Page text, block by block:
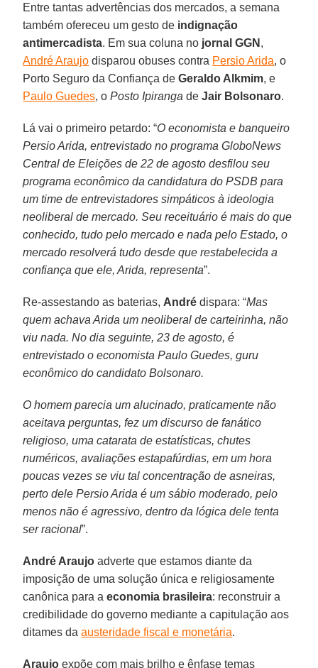
Entre tantas advertências dos mercados, a semana
também ofereceu um gesto de indignação
antimercadista. Em sua coluna no jornal GGN ,
André Araujo disparou obuses contra Persio Arida, o
Porto Seguro da Confiança deGeraldo Alkmim, e
Paulo Guedes, oPosto Ipiranga deJair Bolsonaro.
Lá vai o primeiro petardo: “O economista e banqueiro
Persio Arida, entrevistado no programa GloboNews
Central de Eleições de 22 de agosto desfilou seu
programa econômico da candidatura do PSDB para
um time de entrevistadores simpáticos à ideologia
neoliberal de mercado. Seu receituário é mais do que
conhecido, tudo pelo mercado e nada pelo Estado, o
mercado resolverá tudo desde que restabelecida a
confiança que ele, Arida, representa”.
Re-assestando as baterias, André dispara: “Mas
quem achava Arida um neoliberal de carteirinha, não
viu nada. No dia seguinte, 23 de agosto, é
entrevistado o economista Paulo Guedes, guru
econômico do candidato Bolsonaro.
O homem parecia um alucinado, praticamente não
aceitava perguntas, fez um discurso de fanático
religioso, uma catarata de estatísticas, chutes
numéricos, avaliações estapafúrdias, em um hora
poucas vezes se viu tal concentração de asneiras,
perto dele Persio Arida é um sábio moderado, pelo
menos não é agressivo, dentro da lógica dele tenta
ser racional”.
André Araujo adverte que estamos diante da
imposição de uma solução única e religiosamente
canônica para a economia brasileira: reconstruir a
credibilidade do governo mediante a capitulação aos
ditames daausteridade fiscal e monetária.
Araujo expõe com mais brilho e ênfase temas